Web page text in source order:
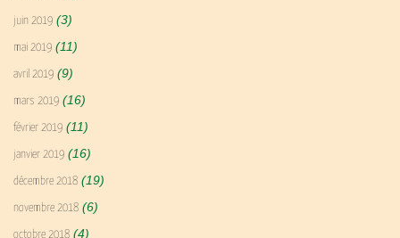
juin 2019 (3)
mai 2019 (11)
avril 2019 (9)
mars 2019 (16)
février 2019 (11)
janvier 2019 (16)
décembre 2018 (19)
novembre 2018 (6)
octobre 2018 (4)